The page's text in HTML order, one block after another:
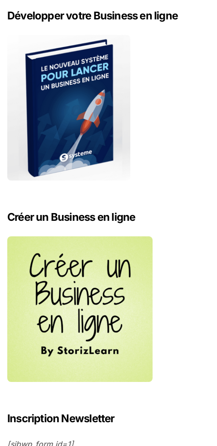
Développer votre Business en ligne
Créer un Business en ligne
Inscription Newsletter